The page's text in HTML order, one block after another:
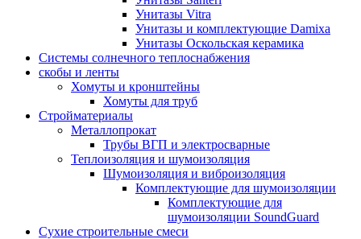
Унитазы Vitra
Унитазы и комплектующие Damixa
Унитазы Оскольская керамика
Системы солнечного теплоснабжения
скобы и ленты
Хомуты и кронштейны
Хомуты для труб
Стройматериалы
Металлопрокат
Трубы ВГП и электросварные
Теплоизоляция и шумоизоляция
Шумоизоляция и виброизоляция
Комплектующие для шумоизоляции
Комплектующие для
шумоизоляции SoundGuard
Сухие строительные смеси